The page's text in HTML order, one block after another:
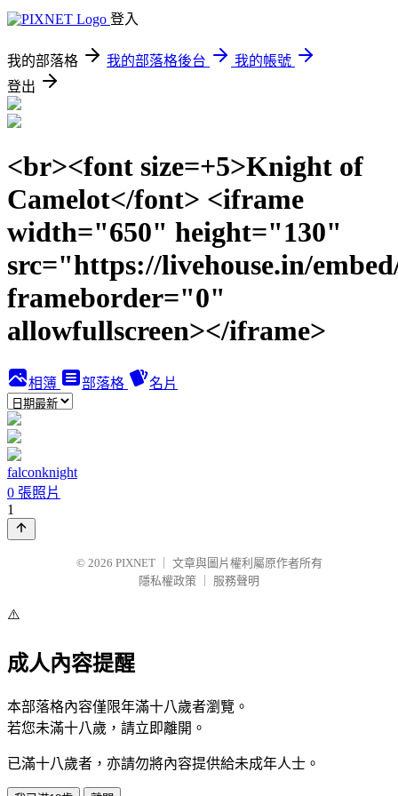
登入
我的部落格 我的部落格後台
我的帳號
登出
<br><font size=+5>Knight of
Camelot</font> <iframe
width="650" height="130"
src="https://livehouse.in/
frameborder="0"
allowfullscreen></iframe>
相簿 部落格 名片
falconknight
0 張照片
1
© 2026 PIXNET
文章與圖片權利屬原作者所有
隱私權政策
服務聲明
⚠️
成人內容提醒
本部落格內容僅限年滿十八歲者瀏覽。
若您未滿十八歲，請立即離開。
已滿十八歲者，亦請勿將內容提供給未成年人士。